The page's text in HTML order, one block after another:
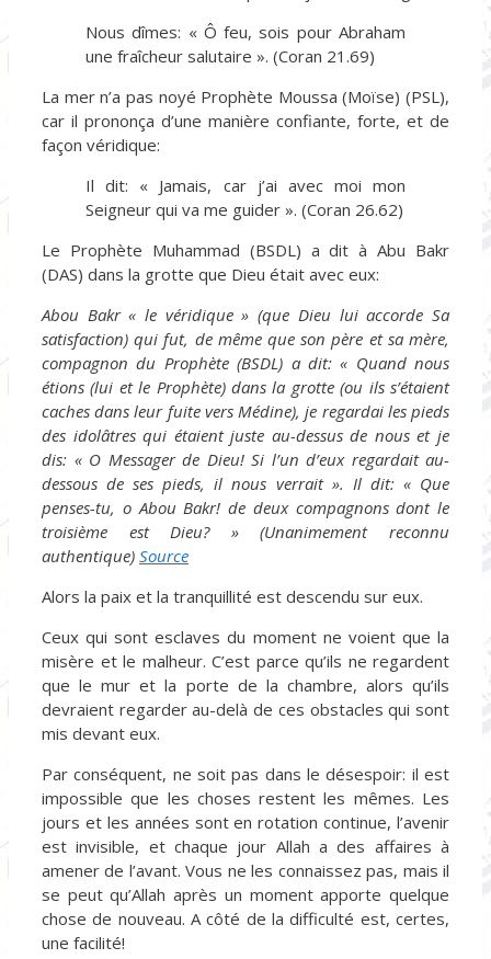
Nous dîmes: « Ô feu, sois pour Abraham
une fraîcheur salutaire ». (Coran 21.69)
La mer n’a pas noyé Prophète Moussa (Moïse) (PSL),
car il prononça d’une manière confiante, forte, et de
façon véridique:
Il dit: « Jamais, car j’ai avec moi mon
Seigneur qui va me guider ». (Coran 26.62)
Le Prophète Muhammad (BSDL) a dit à Abu Bakr
(DAS) dans la grotte que Dieu était avec eux:
Abou Bakr « le véridique » (que Dieu lui accorde Sa
satisfaction) qui fut, de même que son père et sa mère,
compagnon du Prophète (BSDL) a dit: « Quand nous
étions (lui et le Prophète) dans la grotte (ou ils s’étaient
caches dans leur fuite vers Médine), je regardai les pieds
des idolâtres qui étaient juste au-dessus de nous et je
dis: « O Messager de Dieu! Si l’un d’eux regardait au-
dessous de ses pieds, il nous verrait ». Il dit: « Que
penses-tu, o Abou Bakr! de deux compagnons dont le
troisième est Dieu? » (Unanimement reconnu
authentique) Source
Alors la paix et la tranquillité est descendu sur eux.
Ceux qui sont esclaves du moment ne voient que la
misère et le malheur. C’est parce qu’ils ne regardent
que le mur et la porte de la chambre, alors qu’ils
devraient regarder au-delà de ces obstacles qui sont
mis devant eux.
Par conséquent, ne soit pas dans le désespoir: il est
impossible que les choses restent les mêmes. Les
jours et les années sont en rotation continue, l’avenir
est invisible, et chaque jour Allah a des affaires à
amener de l’avant. Vous ne les connaissez pas, mais il
se peut qu’Allah après un moment apporte quelque
chose de nouveau. A côté de la difficulté est, certes,
une facilité!